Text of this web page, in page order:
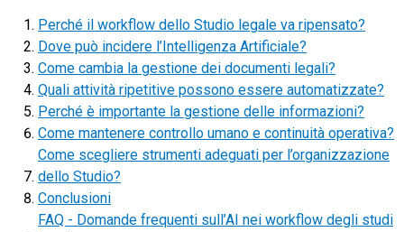
TeamSystem Corporate
TeamSystem Store
Perché il workflow dello Studio legale va ripensato?
Dove può incidere l’Intelligenza Artificiale?
Come cambia la gestione dei documenti legali?
Quali attività ripetitive possono essere automatizzate?
Perché è importante la gestione delle informazioni?
Come mantenere controllo umano e continuità operativa?
Come scegliere strumenti adeguati per l’organizzazione
dello Studio?
Conclusioni
FAQ - Domande frequenti sull’AI nei workflow degli studi